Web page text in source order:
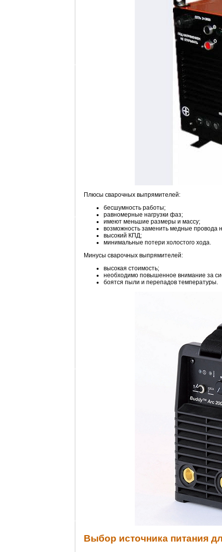
Плюсы сварочных выпрямителей:
бесшумность работы;
равномерные нагрузки фаз;
имеют меньшие размеры и массу;
возможность заменить медные провода
высокий КПД;
минимальные потери холостого хода.
Минусы сварочных выпрямителей:
высокая стоимость;
необходимо повышенное внимание за
боятся пыли и перепадов температуры.
Выбор источника питания